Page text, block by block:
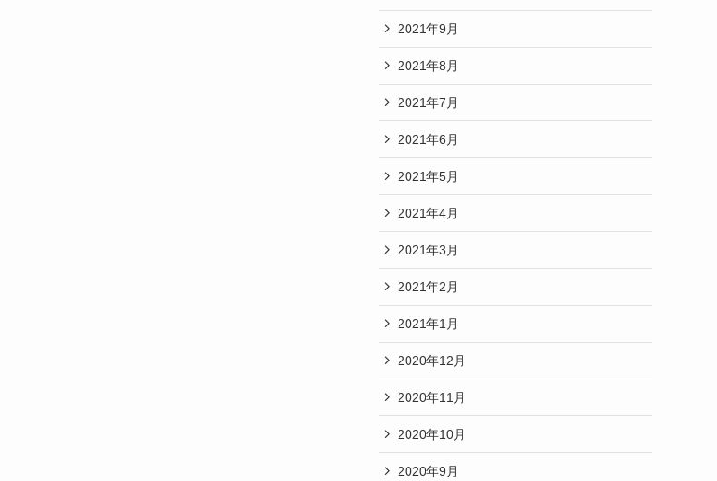
2021年9月
2021年8月
2021年7月
2021年6月
2021年5月
2021年4月
2021年3月
2021年2月
2021年1月
2020年12月
2020年11月
2020年10月
2020年9月